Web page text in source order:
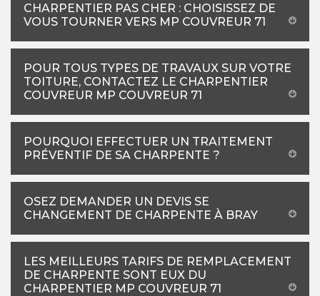
CHARPENTIER PAS CHER : CHOISISSEZ DE
VOUS TOURNER VERS MP COUVREUR 71
POUR TOUS TYPES DE TRAVAUX SUR VOTRE
TOITURE, CONTACTEZ LE CHARPENTIER
COUVREUR MP COUVREUR 71
POURQUOI EFFECTUER UN TRAITEMENT
PRÉVENTIF DE SA CHARPENTE ?
OSEZ DEMANDER UN DEVIS SE
CHANGEMENT DE CHARPENTE À BRAY
LES MEILLEURS TARIFS DE REMPLACEMENT
DE CHARPENTE SONT EUX DU
CHARPENTIER MP COUVREUR 71